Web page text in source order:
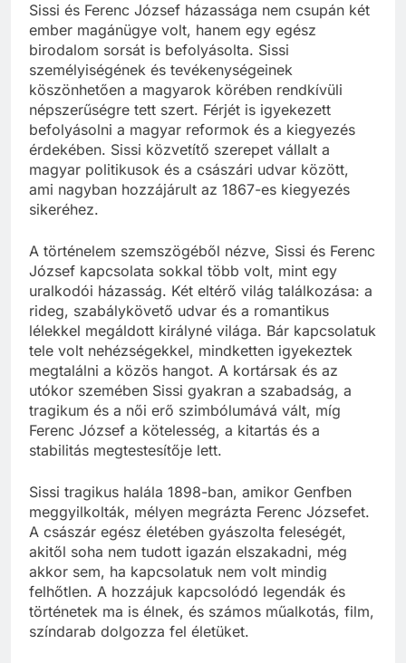
Sissi és Ferenc József házassága nem csupán két
ember magánügye volt, hanem egy egész
birodalom sorsát is befolyásolta. Sissi
személyiségének és tevékenységeinek
köszönhetően a magyarok körében rendkívüli
népszerűségre tett szert. Férjét is igyekezett
befolyásolni a magyar reformok és a kiegyezés
érdekében. Sissi közvetítő szerepet vállalt a
magyar politikusok és a császári udvar között,
ami nagyban hozzájárult az 1867-es kiegyezés
sikeréhez.
A történelem szemszögéből nézve, Sissi és Ferenc
József kapcsolata sokkal több volt, mint egy
uralkodói házasság. Két eltérő világ találkozása: a
rideg, szabálykövető udvar és a romantikus
lélekkel megáldott királyné világa. Bár kapcsolatuk
tele volt nehézségekkel, mindketten igyekeztek
megtalálni a közös hangot. A kortársak és az
utókor szemében Sissi gyakran a szabadság, a
tragikum és a női erő szimbólumává vált, míg
Ferenc József a kötelesség, a kitartás és a
stabilitás megtestesítője lett.
Sissi tragikus halála 1898-ban, amikor Genfben
meggyilkolták, mélyen megrázta Ferenc Józsefet.
A császár egész életében gyászolta feleségét,
akitől soha nem tudott igazán elszakadni, még
akkor sem, ha kapcsolatuk nem volt mindig
felhőtlen. A hozzájuk kapcsolódó legendák és
történetek ma is élnek, és számos műalkotás, film,
színdarab dolgozza fel életüket.